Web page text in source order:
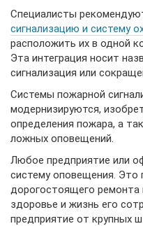
Специалисты
сигнализацию и систему
расположить их в одной
Эта интеграция носит
сигнализация или
Системы пожарной
модернизируются,
определения пожара, а
ложных оповещений.
Любое предприятие или
систему оповещения. Это
дорогостоящего ремонта
здоровье и жизнь его
предприятие от крупных